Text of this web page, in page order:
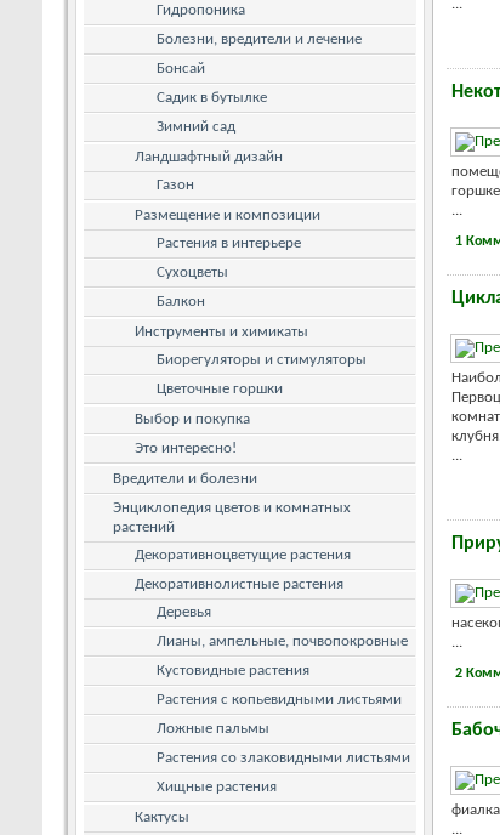
1
клубня.
2
Гидропоника
Болезни, вредители и лечение
Бонсай
Садик в бутылке
Зимний сад
Ландшафтный дизайн
Газон
Размещение и композиции
Растения в интерьере
Сухоцветы
Балкон
Инструменты и химикаты
Биорегуляторы и стимуляторы
Цветочные горшки
Выбор и покупка
Это интересно!
Вредители и болезни
Энциклопедия цветов и комнатных
растений
Декоративноцветущие растения
Декоративнолистные растения
Деревья
Лианы, ампельные, почвопокровные
Кустовидные растения
Растения с копьевидными листьями
Ложные пальмы
Растения со злаковидными листьями
Хищные растения
Кактусы